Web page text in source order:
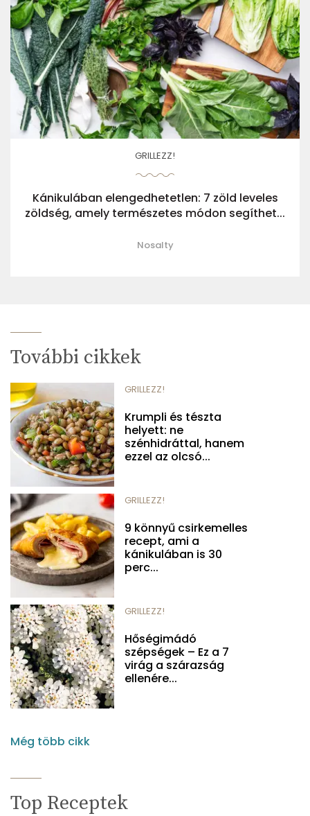
GRILLEZZ!
Kánikulában elengedhetetlen: 7 zöld leveles
zöldség, amely természetes módon segíthet...
Nosalty
További cikkek
GRILLEZZ!
Krumpli és tészta
helyett: ne
szénhidráttal, hanem
ezzel az olcsó...
GRILLEZZ!
9 könnyű csirkemelles
recept, ami a
kánikulában is 30
perc...
GRILLEZZ!
Hőségimádó
szépségek – Ez a 7
virág a szárazság
ellenére...
Még több cikk
Top Receptek